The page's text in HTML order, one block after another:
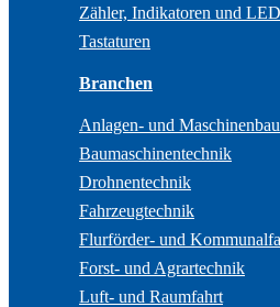
Zähler, Indikatoren und
Tastaturen
Branchen
Anlagen- und
Baumaschinentechnik
Drohnentechnik
Fahrzeugtechnik
Flurförder- und
Forst- und Agrartechnik
Luft- und Raumfahrt